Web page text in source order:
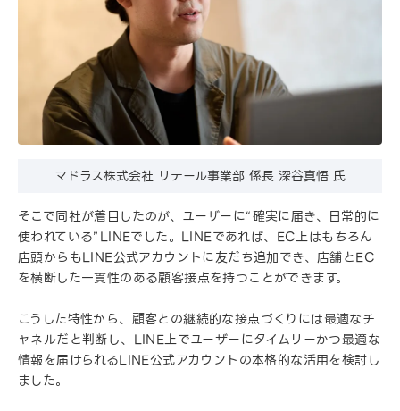
マドラス株式会社 リテール事業部 係長 深谷真悟 氏
そこで同社が着目したのが、ユーザーに“確実に届き、日常的に
使われている”LINEでした。LINEであれば、EC上はもちろん
店頭からもLINE公式アカウントに友だち追加でき、店舗とEC
を横断した一貫性のある顧客接点を持つことができます。
こうした特性から、顧客との継続的な接点づくりには最適なチ
ャネルだと判断し、LINE上でユーザーにタイムリーかつ最適な
情報を届けられるLINE公式アカウントの本格的な活用を検討し
ました。